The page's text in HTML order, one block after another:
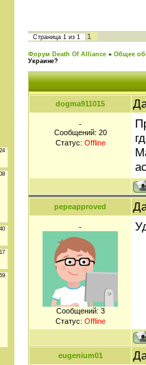
Страница 1 из 1 1
Форум Death Of Alliance » Общее
Украине?
dogma911015
-
Сообщений: 20
Статус: Offline
pepeapproved
-
Сообщений: 3
Статус: Offline
eugenium01